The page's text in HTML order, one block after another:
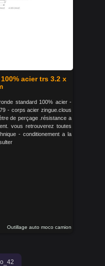
acier trs 3.2 x
standard 100% acier -
- corps acier zingue.clous
de perçage .résistance a
vous retrouverez toutes
- conditionement a la
Outillage auto moco camion